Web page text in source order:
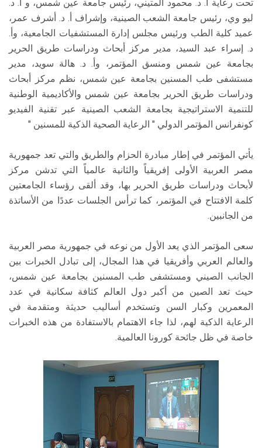
تحت رعاية أ. د. محمود المتيني، رئيس جامعة عين شمس، و أ. د.
ليو وي، رئيس جامعة الشعب الصينية، وإشراف أ. د. أشرف عمر،
عميد كلية الطب ورئيس مجلس إدارة المستشفيات الجامعية، وأ.
د. إسراء عبد السيد، مدير مركز أبحاث ودراسات طريق الحرير
بجامعة عين شمس ومنسق المؤتمر، وأ. د. هالة سويد، مدير
مستشفى طب المسنين بجامعة عين شمس، نظم مركز أبحاث
ودراسات طريق الحرير بجامعة عين شمس والأكاديمية الوطنية
للتنمية الاستراتيجية بجامعة الشعب الصينية عبر تقنية الفيديو
كونفرانس المؤتمر الدولي " الرعاية الصحية الذكية للمسنين "
يأتي المؤتمر في إطار مبادرة الحزام والطريق والتي تعد جمهورية
مصر العربية الأولى إفريقياً والثانية عالمياً التي تدشن مركز
لأبحاث ودراسات طريق الحرير بها، وقد ألقى رؤساء الجامعتين
كلمة الافتتاح في المؤتمر، كما ترأس الجلسات عددًا من الأساتذة
من الجانبين.
سعى المؤتمر الذي يعد الأول من نوعه في جمهورية مصر العربية
والعالم العربي وأفريقيا في هذا المجال، إلى تبادل الخبرات بين
الجانب الصيني ومستشفى طب المسنين بجامعة عين شمس،
حيث تعد الصين من أكبر دول العالم كثافة سكانية في عدد
المعمرين وكبار السن وتستخدم أساليب حديثة ومتقدمة في
الرعاية الذكية لهم، لذا جاء الاهتمام بالاستفادة من هذه الخبرات
خاصة في ظل جائحة كورونا العالمية.